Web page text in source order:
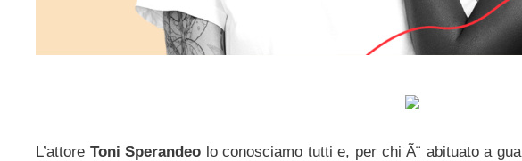
L’attore Toni Sperandeo lo conosciamo tutti e, per chi Ã¨ abituato a